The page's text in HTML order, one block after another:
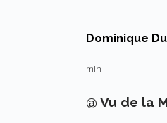
Dominique
min
@ Vu de la